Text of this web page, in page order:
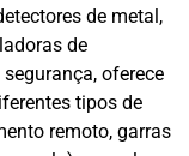
de metal,
de
oferece
tipos de
remoto, garras